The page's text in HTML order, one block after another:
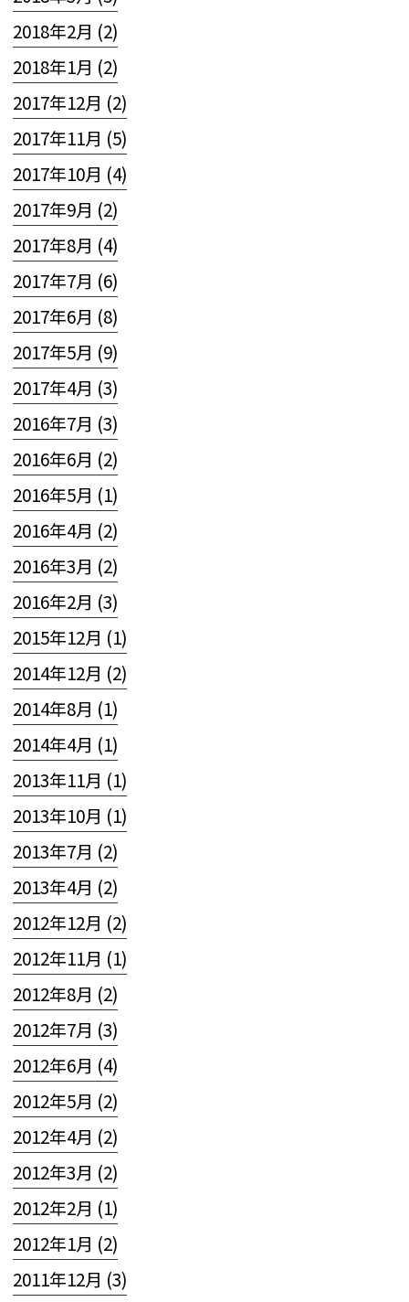
2018年2月 (2)
2018年1月 (2)
2017年12月 (2)
2017年11月 (5)
2017年10月 (4)
2017年9月 (2)
2017年8月 (4)
2017年7月 (6)
2017年6月 (8)
2017年5月 (9)
2017年4月 (3)
2016年7月 (3)
2016年6月 (2)
2016年5月 (1)
2016年4月 (2)
2016年3月 (2)
2016年2月 (3)
2015年12月 (1)
2014年12月 (2)
2014年8月 (1)
2014年4月 (1)
2013年11月 (1)
2013年10月 (1)
2013年7月 (2)
2013年4月 (2)
2012年12月 (2)
2012年11月 (1)
2012年8月 (2)
2012年7月 (3)
2012年6月 (4)
2012年5月 (2)
2012年4月 (2)
2012年3月 (2)
2012年2月 (1)
2012年1月 (2)
2011年12月 (3)